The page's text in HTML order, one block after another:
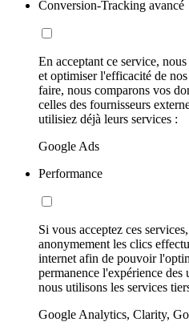
Conversion-Tracking avancé
En acceptant ce service,
et optimiser l'efficacité de
faire, nous comparons vos
celles des fournisseurs
utilisiez déjà leurs services :
Google Ads
Performance
Si vous acceptez ces
anonymement les clics
internet afin de pouvoir
permanence l'expérience
nous utilisons les services
Google Analytics, Clarity,